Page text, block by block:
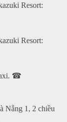
Resort:
Resort:
☎
Nẵng 1, 2 chiều